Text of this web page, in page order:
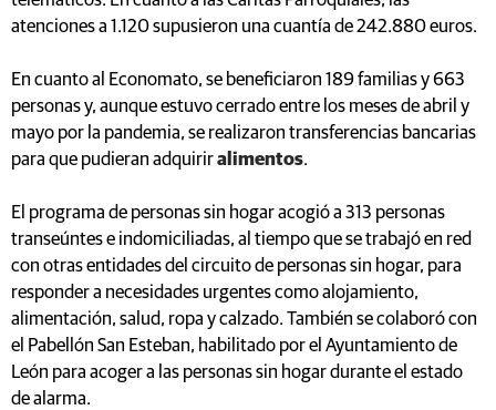
atenciones a 1.120 supusieron una cuantía de 242.880 euros.
En cuanto al Economato, se beneficiaron 189 familias y 663
personas y, aunque estuvo cerrado entre los meses de abril y
mayo por la pandemia, se realizaron transferencias bancarias
para que pudieran adquiriralimentos.
El programa de personas sin hogar acogió a 313 personas
transeúntes e indomiciliadas, al tiempo que se trabajó en red
con otras entidades del circuito de personas sin hogar, para
responder a necesidades urgentes como alojamiento,
alimentación, salud, ropa y calzado. También se colaboró con
el Pabellón San Esteban, habilitado por el Ayuntamiento de
León para acoger a las personas sin hogar durante el estado
de alarma.